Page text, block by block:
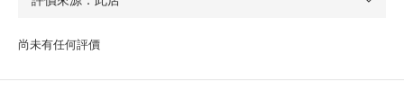
尚未有任何評價